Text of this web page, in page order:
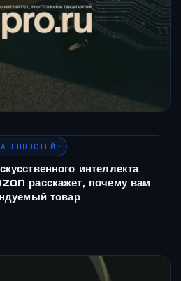
НОВОСТЕЙ~
интеллекта
расскажет, почему вам
товар